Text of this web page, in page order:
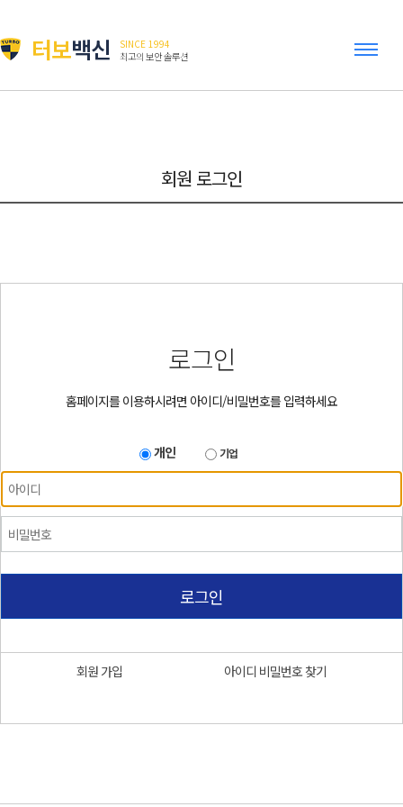
터보백신
SINCE 1994
최고의 보안 솔루션
회원 로그인
로그인
홈페이지를 이용하시려면 아이디/비밀번호를 입력하세요
개인 기업
로그인
회원 가입 아이디 비밀번호 찾기